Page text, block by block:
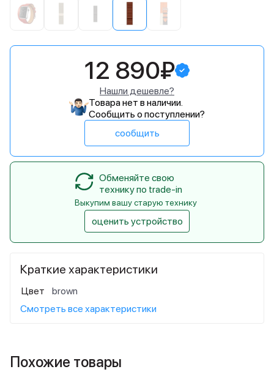
Краткие характеристики
Цвет
brown
Смотреть все характеристики
12 890₽
Нашли дешевле?
Товара нет в наличии.
Сообщить о поступлении?
сообщить
Обменяйте свою
технику по trade-in
Выкупим вашу старую технику
оценить устройство
Похожие товары